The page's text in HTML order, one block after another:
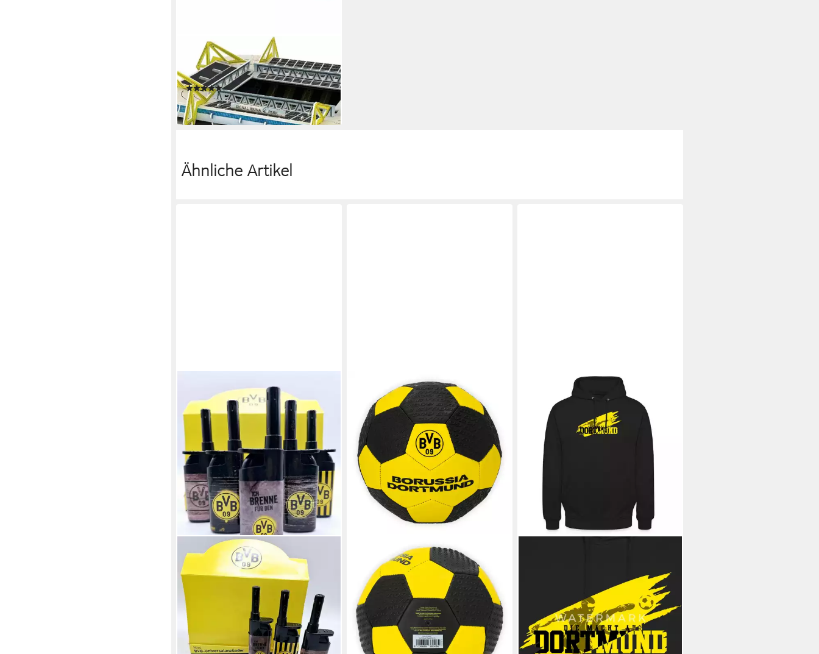
3D-Puzzle BVB Stadionpuzzle 3D,
Puzzleteile
(2)
22,99 €
lieferbar - in 2-3 Werktagen bei dir
Ähnliche Artikel
Feuerzeuge 5x Borussia Dortmund
Lizenz Fussball Fan Artikel gelb
schwarz (5-St., 5 Stück), universal
Stabfeuerzeug
15,49 €
(3,10 €/ 1 Stk)
lieferbar - in 3-4 Werktagen bei dir